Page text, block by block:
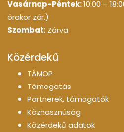
Vasárnap-Péntek:10:00 –
órakor zár.)
Szombat: Zárva
Közérdekű
TÁMOP
Támogatás
Partnerek, támogatók
Közhasznúság
Közérdekű adatok